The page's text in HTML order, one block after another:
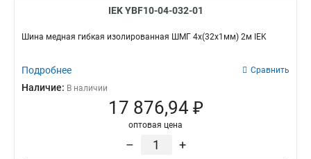
IEK YBF10-04-032-01
Шина медная гибкая изолированная ШМГ 4x(32x1мм) 2м IEK
Подробнее Сравнить
Наличие: В наличии
17 876,94 ₽
оптовая цена
– +